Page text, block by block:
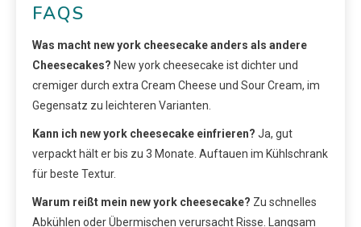
FAQS
Was macht new york cheesecake anders als andere
Cheesecakes? New york cheesecake ist dichter und
cremiger durch extra Cream Cheese und Sour Cream, im
Gegensatz zu leichteren Varianten.
Kann ich new york cheesecake einfrieren? Ja, gut
verpackt hält er bis zu 3 Monate. Auftauen im Kühlschrank
für beste Textur.
Warum reißt mein new york cheesecake? Zu schnelles
Abkühlen oder Übermischen verursacht Risse. Langsam